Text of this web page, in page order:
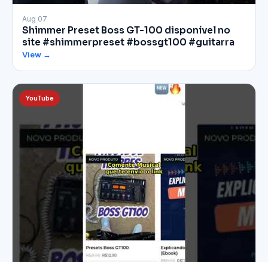
▶
Aug 07
Shimmer Preset Boss GT-100 disponível no
site #shimmerpreset #bossgt100 #guitarra
View →
YouTube